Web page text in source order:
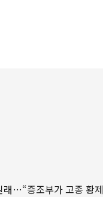
래…“증조부가 고종 황제